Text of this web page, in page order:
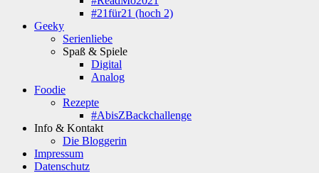
#21für21 (hoch 2)
Geeky
Serienliebe
Spaß & Spiele
Digital
Analog
Foodie
Rezepte
#AbisZBackchallenge
Info & Kontakt
Die Bloggerin
Impressum
Datenschutz